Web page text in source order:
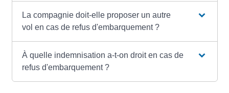
La compagnie doit-elle proposer un autre
vol en cas de refus d'embarquement ?
À quelle indemnisation a-t-on droit en cas de
refus d'embarquement ?